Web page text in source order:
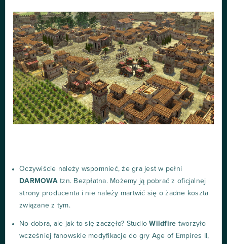
Oczywiście należy wspomnieć, że gra jest w pełni
DARMOWAtzn. Bezpłatna. Możemy ją pobrać z oficjalnej
strony producenta i nie należy martwić się o żadne koszta
związane z tym.
No dobra, ale jak to się zaczęło? StudioWildfire tworzyło
wcześniej fanowskie modyfikacje do gry Age of Empires II,